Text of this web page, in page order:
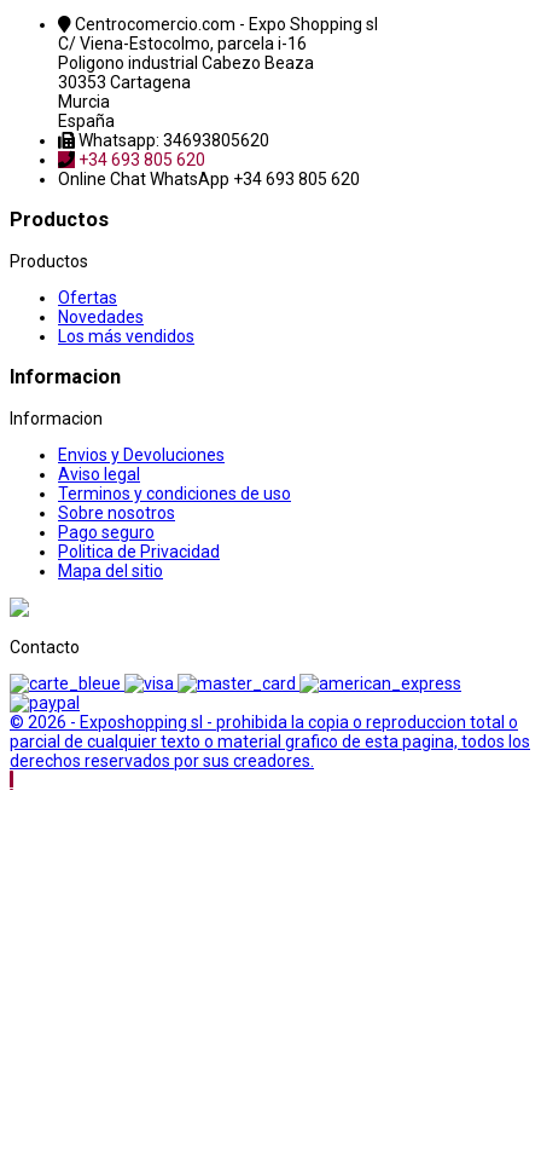
Centrocomercio.com - Expo Shopping sl
C/ Viena-Estocolmo, parcela i-16
Poligono industrial Cabezo Beaza
30353 Cartagena
Murcia
España
Whatsapp: 34693805620
+34 693 805 620
Online ChatWhatsApp +34 693 805 620
Productos
Productos
Ofertas
Novedades
Los más vendidos
Informacion
Informacion
Envios y Devoluciones
Aviso legal
Terminos y condiciones de uso
Sobre nosotros
Pago seguro
Politica de Privacidad
Mapa del sitio
Contacto
© 2026 - Exposhopping sl - prohibida la copia o reproduccion total o
parcial de cualquier texto o material grafico de esta pagina, todos los
derechos reservados por sus creadores.